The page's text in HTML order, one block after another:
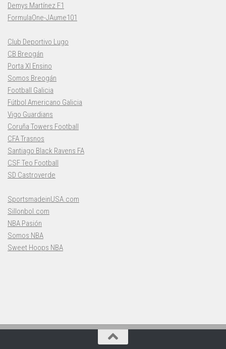
Demys Martínez F1
FormulaOne-JAume101
Club Deportivo Lugo
CB Breogán
Porta XI Ensino
Somos Breogán
Football Galicia
Fútbol Americano Galicia
Vigo Guardians
Coruña Towers Football
CFA Trasnos
Santiago Black Ravens FA
CSF Teo Football
SD Castroverde
SportsmadeinUSA.com
Sillonbol.com
NBA Pasión
Somos NBA
Sweet Hoops NBA